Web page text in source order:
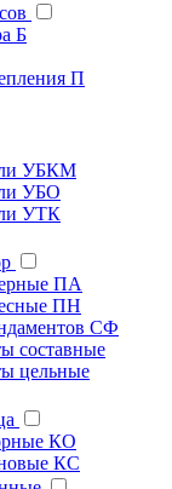
Б
П
УБКМ
УБО
УТК
ПА
ПН
СФ
составные
цельные
КО
КС